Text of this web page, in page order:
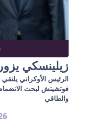
زيلينسكي
الرئيس الأوكراني
فوتشيتش لبحث الانضمام
والطاقي